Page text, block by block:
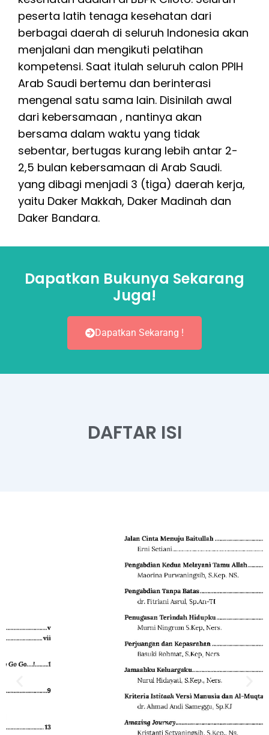
peserta latih tenaga kesehatan dari
berbagai daerah di seluruh Indonesia akan
menjalani dan mengikuti pelatihan
kompetensi. Saat itulah seluruh calon PPIH
Arab Saudi bertemu dan berinterasi
mengenal satu sama lain. Disinilah awal
dari kebersamaan , nantinya akan
bersama dalam waktu yang tidak
sebentar, bertugas kurang lebih antar 2-
2,5 bulan kebersamaan di Arab Saudi.
yang dibagi menjadi 3 (tiga) daerah kerja,
yaitu Daker Makkah, Daker Madinah dan
Daker Bandara.
Dapatkan Bukunya Sekarang
Juga!
Dapatkan Sekarang !
DAFTAR ISI